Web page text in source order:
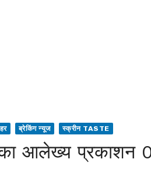
ब्रेकिंग न्यूज स्क्रीन TASTE
का आलेख्य प्रकाशन